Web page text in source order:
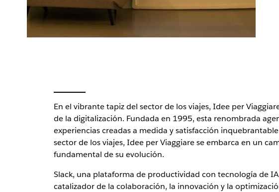
En el vibrante tapiz del sector de los viajes, Idee per
de la digitalización. Fundada en 1995, esta renombrada
experiencias creadas a medida y satisfacción
sector de los viajes, Idee per Viaggiare se embarca en un
fundamental de su evolución.
Slack, una plataforma de productividad con tecnología de
catalizador de la colaboración, la innovación y la